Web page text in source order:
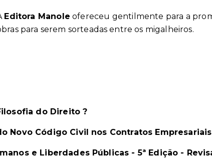
Editora Manole ofereceu gentilmente para a
para serem sorteadas entre os migalheiros.
do Direito ?
Novo Código Civil nos Contratos Empresariais
e Liberdades Públicas - 5ª Edição -